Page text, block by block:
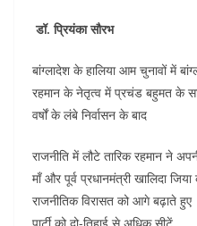
b
o
o
k
p
p
डॉ. प्रियंका सौरभ
बांग्लादेश के हालिया आम चुनावों में
रहमान के नेतृत्व में प्रचंड बहुमत के
वर्षों के लंबे निर्वासन के बाद
राजनीति में लौटे तारिक रहमान ने
माँ और पूर्व प्रधानमंत्री खालिदा जिया
राजनीतिक विरासत को आगे बढ़ाते हुए